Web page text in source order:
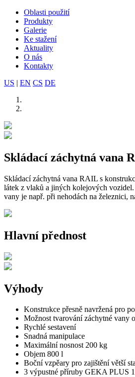
Oblasti použití
Produkty
Galerie
Ke stažení
Aktuality
O nás
Kontakty
US | EN CS DE
Skládací záchytná vana
Skládací záchytná vana RAIL s
látek z vlaků a jiných kolejových
vany je např. při nehodách na železnici,
Hlavní přednost
Výhody
Konstrukce přesně navržená pro
Možnost tvarování záchytné vany
Rychlé sestavení
Snadná manipulace
Maximální nosnost 200 kg
Objem 800 l
Boční vzpěary pro zajištění větší
3 výpustné příruby GEKA PLUS 1